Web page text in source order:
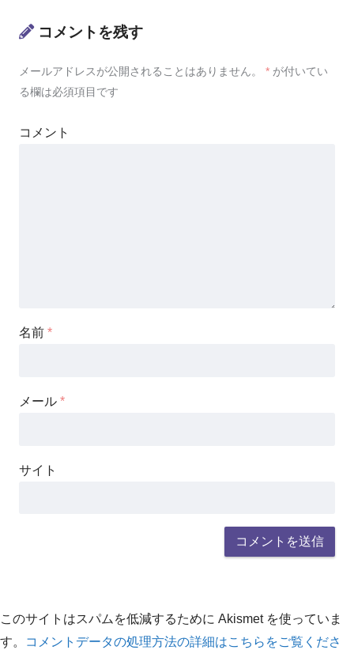
コメントを残す
メールアドレスが公開されることはありません。 * が付いてい
る欄は必須項目です
コメント
名前 *
メール *
サイト
このサイトはスパムを低減するために Akismet を使っていま
す。
コメントデータの処理方法の詳細はこちらをご覧くださ